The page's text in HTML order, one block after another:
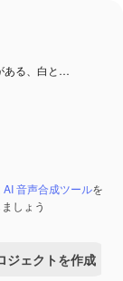
ある、白と…
AI 音声合成ツールを
しょう
ジェクトを作成